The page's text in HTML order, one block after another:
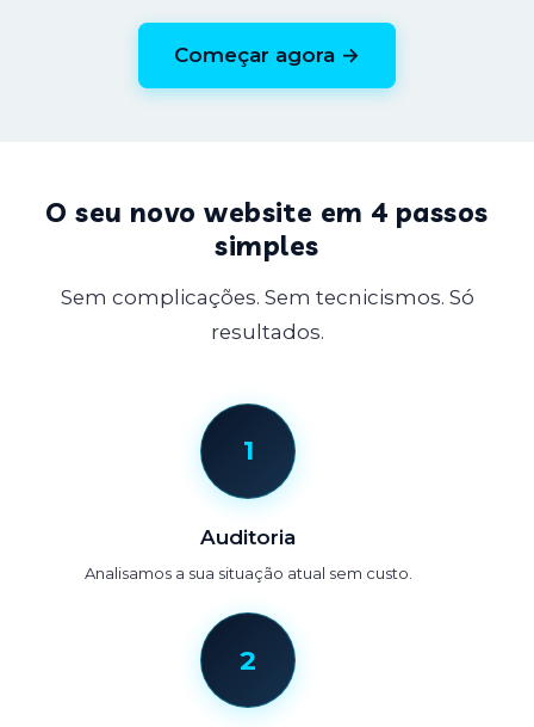
Começar agora →
O seu novo website em 4 passos
simples
Sem complicações. Sem tecnicismos. Só
resultados.
1
Auditoria
Analisamos a sua situação atual sem custo.
2